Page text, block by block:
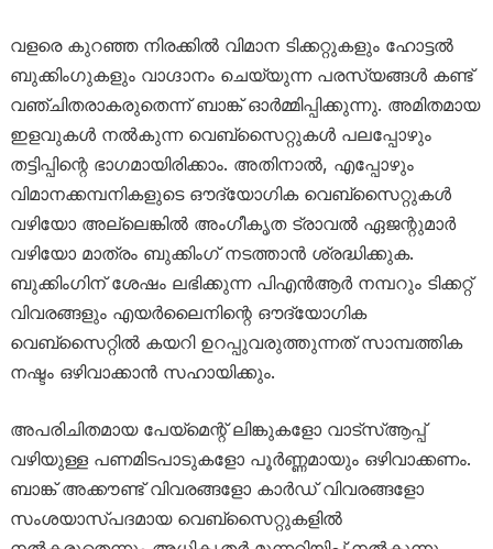
വളരെ കുറഞ്ഞ നിരക്കിൽ വിമാന ടിക്കറ്റുകളും ഹോട്ടൽ
ബുക്കിംഗുകളും വാഗ്ദാനം ചെയ്യുന്ന പരസ്യങ്ങൾ കണ്ട്
വഞ്ചിതരാകരുതെന്ന് ബാങ്ക് ഓർമ്മിപ്പിക്കുന്നു. അമിതമായ
ഇളവുകൾ നൽകുന്ന വെബ്സൈറ്റുകൾ പലപ്പോഴും
തട്ടിപ്പിന്റെ ഭാഗമായിരിക്കാം. അതിനാൽ, എപ്പോഴും
വിമാനക്കമ്പനികളുടെ ഔദ്യോഗിക വെബ്സൈറ്റുകൾ
വഴിയോ അല്ലെങ്കിൽ അംഗീകൃത ട്രാവൽ ഏജന്റുമാർ
വഴിയോ മാത്രം ബുക്കിംഗ് നടത്താൻ ശ്രദ്ധിക്കുക.
ബുക്കിംഗിന് ശേഷം ലഭിക്കുന്ന പിഎൻആർ നമ്പറും ടിക്കറ്റ്
വിവരങ്ങളും എയർലൈനിന്റെ ഔദ്യോഗിക
വെബ്സൈറ്റിൽ കയറി ഉറപ്പുവരുത്തുന്നത് സാമ്പത്തിക
നഷ്ടം ഒഴിവാക്കാൻ സഹായിക്കും.
അപരിചിതമായ പേയ്‌മെന്റ് ലിങ്കുകളോ വാട്സ്ആപ്പ്
വഴിയുള്ള പണമിടപാടുകളോ പൂർണ്ണമായും ഒഴിവാക്കണം.
ബാങ്ക് അക്കൗണ്ട് വിവരങ്ങളോ കാർഡ് വിവരങ്ങളോ
സംശയാസ്പദമായ വെബ്സൈറ്റുകളിൽ